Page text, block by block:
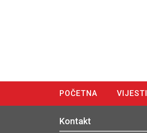
POČETNA VIJESTI
Kontakt